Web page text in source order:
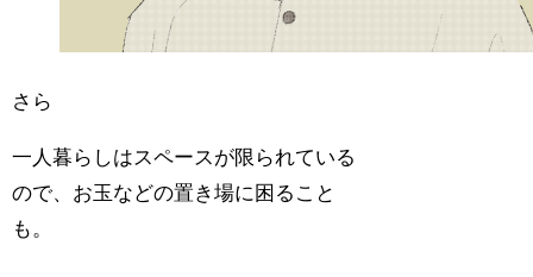
さら
一人暮らしはスペースが限られている
ので、お玉などの置き場に困ること
も。